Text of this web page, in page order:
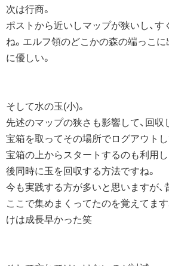
次は行商。
ポストから近いしマップが狭いし、
ね。エルフ領のどこかの森の端っこ
に優しい。
そして水の玉(小)。
先述のマップの狭さも影響して、回収
宝箱を取ってその場所でログアウト
宝箱の上からスタートするのも利用
後同時に玉を回収する方法ですね。
今も実践する方が多いと思いますが、
ここで集めまくってたのを覚えてま
けは成長早かった笑